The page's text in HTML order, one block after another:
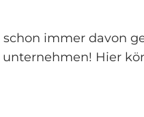
schon immer davon
Hier